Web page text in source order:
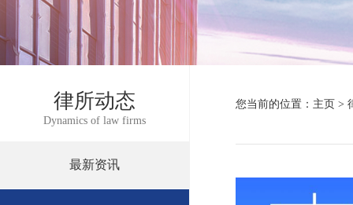
律所动态
Dynamics of law firms
最新资讯
您当前的位置： 主页 >